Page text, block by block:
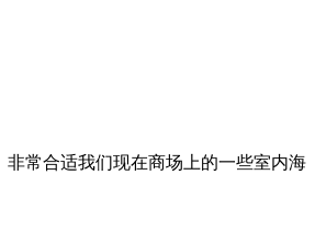
非常合适我们现在商场上的一些室内海